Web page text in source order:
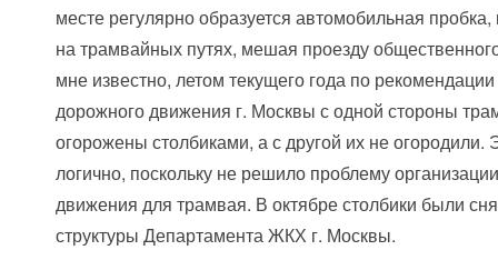
месте регулярно образуется автомобильная
на трамвайных путях, мешая проезду
мне известно, летом текущего года по
дорожного движения г. Москвы с одной стороны
огорожены столбиками, а с другой их не огородили.
логично, поскольку не решило проблему
движения для трамвая. В октябре столбики были
структуры Департамента ЖКХ г. Москвы.